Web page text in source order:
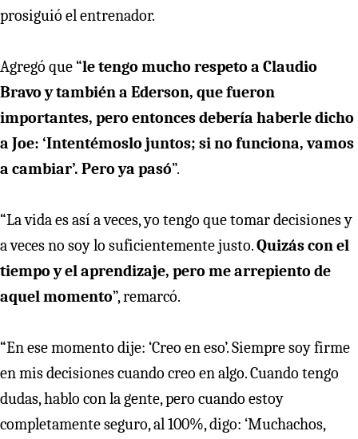
prosiguió el entrenador.
Agregó que “le tengo mucho respeto a Claudio
Bravo y también a Ederson, que fueron
importantes, pero entonces debería haberle dicho
a Joe: ‘Intentémoslo juntos; si no funciona, vamos
a cambiar’. Pero ya pasó”.
“La vida es así a veces, yo tengo que tomar decisiones y
a veces no soy lo suficientemente justo.Quizás con el
tiempo y el aprendizaje, pero me arrepiento de
aquel momento”, remarcó.
“En ese momento dije: ‘Creo en eso’. Siempre soy firme
en mis decisiones cuando creo en algo. Cuando tengo
dudas, hablo con la gente, pero cuando estoy
completamente seguro, al 100%, digo: ‘Muchachos,